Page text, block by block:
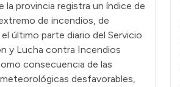
la provincia registra un índice de
de incendios, de
último parte diario del Servicio
y Lucha contra Incendios
consecuencia de las
desfavorables,